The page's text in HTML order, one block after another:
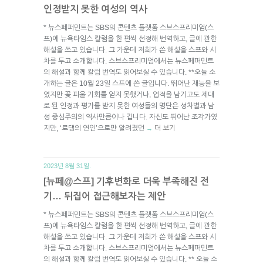
인정받지 못한 여성의 역사
* 뉴스페퍼민트는 SBS의 콘텐츠 플랫폼 스브스프리미엄(스
프)에 뉴욕타임스 칼럼을 한 편씩 선정해 번역하고, 글에 관한
해설을 쓰고 있습니다. 그 가운데 저희가 쓴 해설을 스프와 시
차를 두고 소개합니다. 스브스프리미엄에서는 뉴스페퍼민트
의 해설과 함께 칼럼 번역도 읽어보실 수 있습니다. **오늘 소
개하는 글은 10월 23일 스프에 쓴 글입니다. 뛰어난 재능을 보
였지만 꽃 피울 기회를 얻지 못했거나, 업적을 남기고도 제대
로 된 인정과 평가를 받지 못한 여성들의 명단은 성차별과 남
성 중심주의의 역사만큼이나 깁니다. 자신도 뛰어난 조각가였
지만, ‘로댕의 연인’으로만 알려졌던 → 더 보기
2023년 8월 31일.
[뉴페@스프] 기후변화로 더욱 부족해진 전
기… 뒤집어 접근해보자는 제안
* 뉴스페퍼민트는 SBS의 콘텐츠 플랫폼 스브스프리미엄(스
프)에 뉴욕타임스 칼럼을 한 편씩 선정해 번역하고, 글에 관한
해설을 쓰고 있습니다. 그 가운데 저희가 쓴 해설을 스프와 시
차를 두고 소개합니다. 스브스프리미엄에서는 뉴스페퍼민트
의 해설과 함께 칼럼 번역도 읽어보실 수 있습니다. ** 오늘 소